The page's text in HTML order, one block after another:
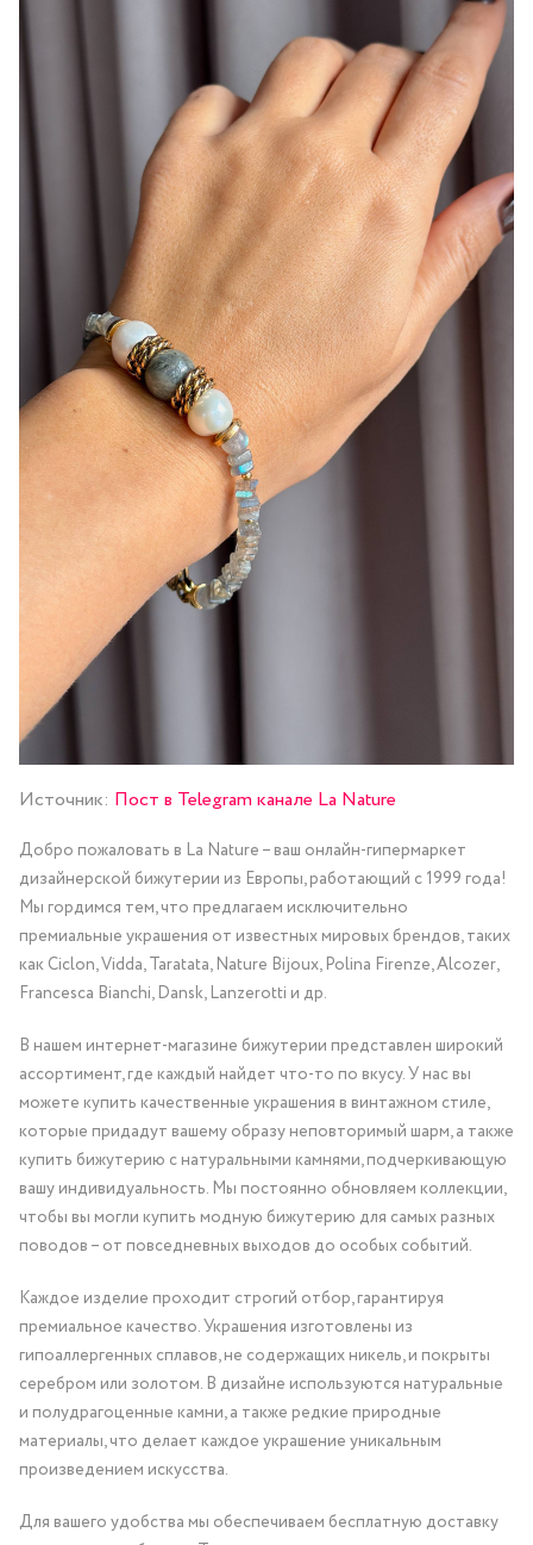
Источник: Пост в Telegram канале La Nature
Добро пожаловать в La Nature – ваш онлайн-гипермаркет
дизайнерской бижутерии из Европы, работающий с 1999 года!
Мы гордимся тем, что предлагаем исключительно
премиальные украшения от известных мировых брендов, таких
как Ciclon, Vidda, Taratata, Nature Bijoux, Polina Firenze, Alcozer,
Francesca Bianchi, Dansk, Lanzerotti и др.
В нашем интернет-магазине бижутерии представлен широкий
ассортимент, где каждый найдет что-то по вкусу. У нас вы
можете купить качественные украшения в винтажном стиле,
которые придадут вашему образу неповторимый шарм, а также
купить бижутерию с натуральными камнями, подчеркивающую
вашу индивидуальность. Мы постоянно обновляем коллекции,
чтобы вы могли купить модную бижутерию для самых разных
поводов – от повседневных выходов до особых событий.
Каждое изделие проходит строгий отбор, гарантируя
премиальное качество. Украшения изготовлены из
гипоаллергенных сплавов, не содержащих никель, и покрыты
серебром или золотом. В дизайне используются натуральные
и полудрагоценные камни, а также редкие природные
материалы, что делает каждое украшение уникальным
произведением искусства.
Для вашего удобства мы обеспечиваем бесплатную доставку